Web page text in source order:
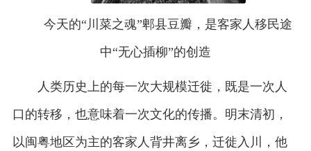
今天的“川菜之魂”郫县豆瓣，是客家人移民途
中“无心插柳”的创造
人类历史上的每一次大规模迁徙，既是一次人
口的转移，也意味着一次文化的传播。明末清初，
以闽粤地区为主的客家人背井离乡，迁徙入川，他